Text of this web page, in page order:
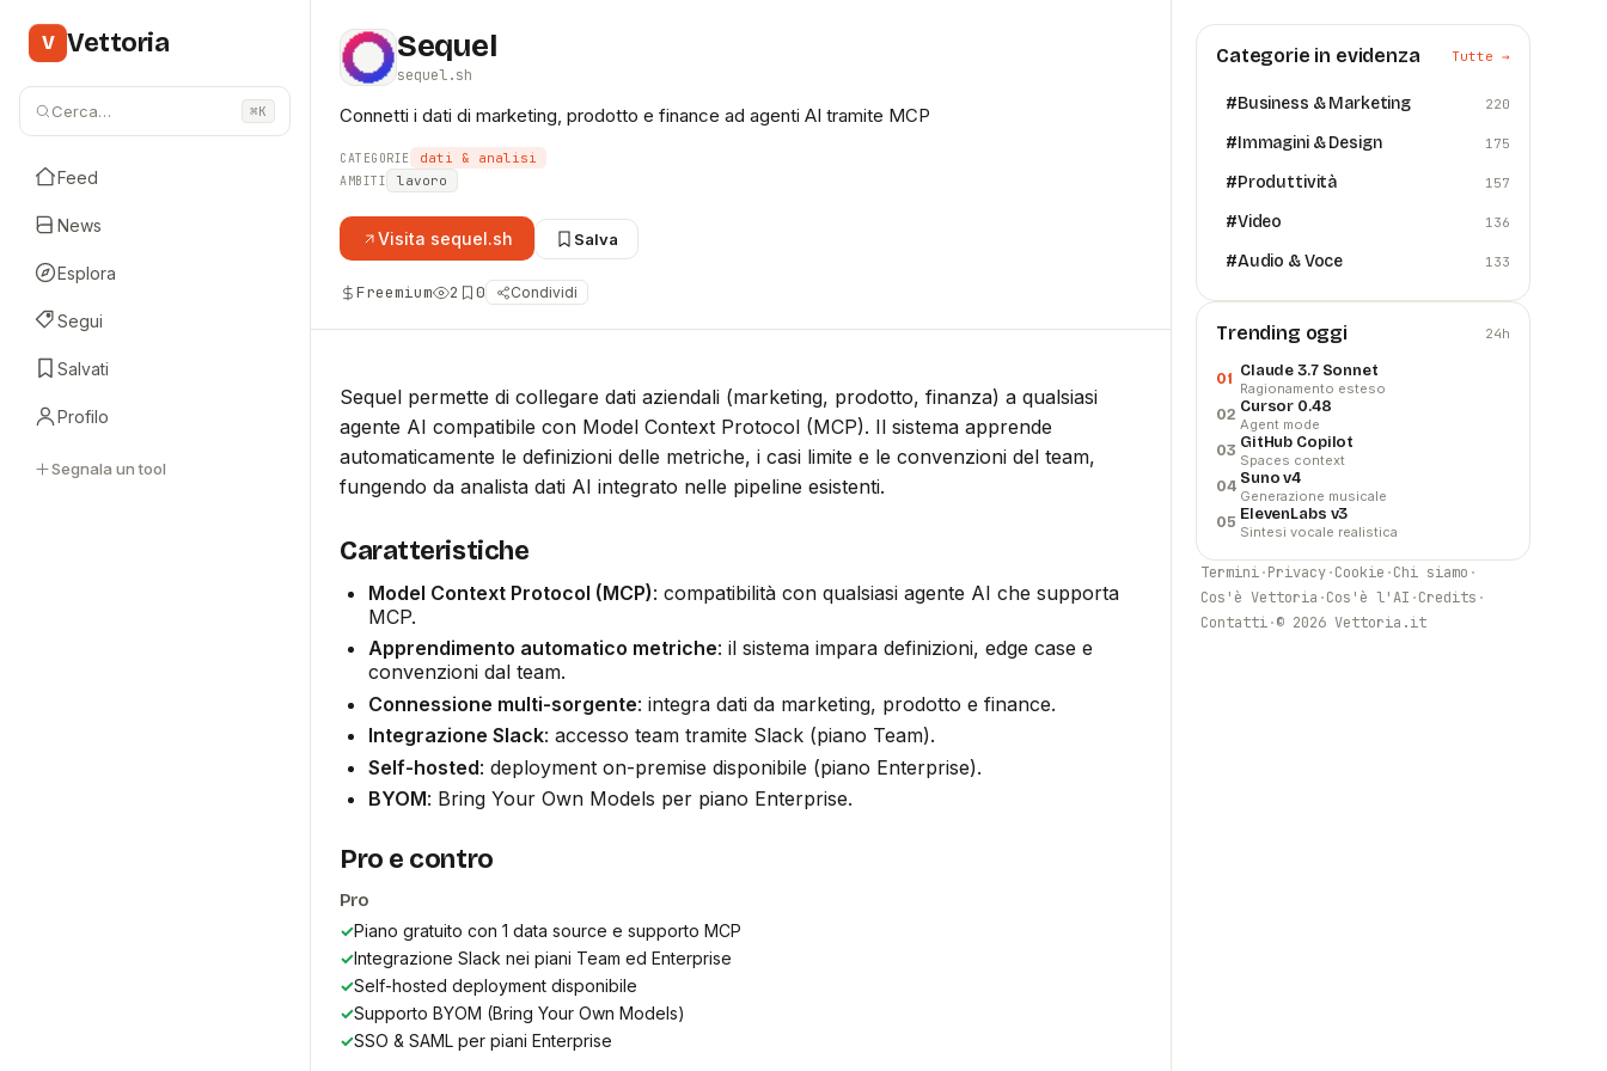
V Vettoria
Cerca… ⌘K
Feed
News
Esplora
Segui
Salvati
Profilo
Segnala un tool
Sequel
sequel.sh
Connetti i dati di marketing, prodotto e finance ad agenti AI tramite MCP
CATEGORIE dati & analisi
AMBITI lavoro
Visita sequel.sh Salva
Freemium 2 0 Condividi
Sequel permette di collegare dati aziendali (marketing, prodotto, finanza) a qualsiasi
agente AI compatibile con Model Context Protocol (MCP). Il sistema apprende
automaticamente le definizioni delle metriche, i casi limite e le convenzioni del team,
fungendo da analista dati AI integrato nelle pipeline esistenti.
Caratteristiche
Model Context Protocol (MCP): compatibilità con qualsiasi agente AI che supporta
MCP.
Apprendimento automatico metriche: il sistema impara definizioni, edge case e
convenzioni dal team.
Connessione multi-sorgente: integra dati da marketing, prodotto e finance.
Integrazione Slack: accesso team tramite Slack (piano Team).
Self-hosted: deployment on-premise disponibile (piano Enterprise).
BYOM: Bring Your Own Models per piano Enterprise.
Pro e contro
Pro
✓Piano gratuito con 1 data source e supporto MCP
✓Integrazione Slack nei piani Team ed Enterprise
✓Self-hosted deployment disponibile
✓Supporto BYOM (Bring Your Own Models)
✓SSO & SAML per piani Enterprise
Categorie in evidenza Tutte →
#Business & Marketing 220
#Immagini & Design 175
#Produttività 157
#Video 136
#Audio & Voce 133
Trending oggi 24h
01 Claude 3.7 Sonnet
Ragionamento esteso
02 Cursor 0.48
Agent mode
03 GitHub Copilot
Spaces context
04 Suno v4
Generazione musicale
05 ElevenLabs v3
Sintesi vocale realistica
Termini·Privacy·Cookie ·Chi siamo ·
Cos'è Vettoria ·Cos'è l'AI ·Credits ·
Contatti·© 2026 Vettoria.it